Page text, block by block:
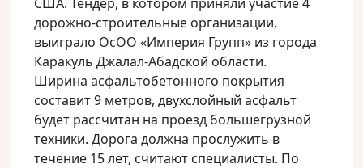
дорожно-строительные организации,
выиграло ОсОО «Империя Групп» из города
Каракуль Джалал-Абадской области.
Ширина асфальтобетонного покрытия
составит 9 метров, двухслойный асфальт
будет рассчитан на проезд большегрузной
техники. Дорога должна прослужить в
течение 15 лет, считают специалисты. По